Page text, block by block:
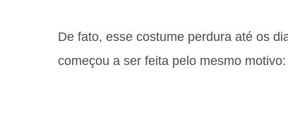
De fato, esse costume perdura até os
começou a ser feita pelo mesmo